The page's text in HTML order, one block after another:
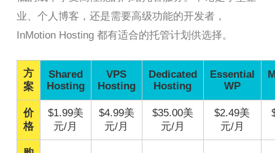
业、个人博客，还是需要高级功能的开发者，
InMotion Hosting 都有适合的托管计划供选择。
方
案
Shared
Hosting
VPS
Hosting
Dedicated
Hosting
Essential
WP
价
格
$1.99美
元/月
$4.99美
元/月
$35.00美
元/月
$2.49美
元/月